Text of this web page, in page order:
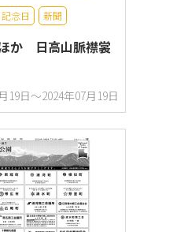
念日 新聞
か 日高山脈襟裳
19日～2024年07月19日